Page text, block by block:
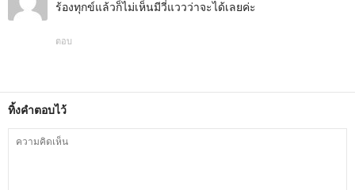
ร้องทุกข์แล้วก็ไม่เห็นมีวี่แววว่าจะได้เลยค่ะ
ตอบ
ทิ้งคำตอบไว้